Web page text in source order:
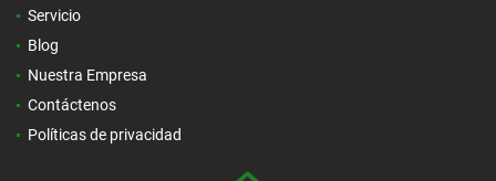
Servicio
Blog
Nuestra Empresa
Contáctenos
Políticas de privacidad